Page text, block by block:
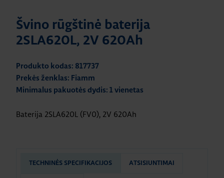
Švino rūgštinė baterija
2SLA620L, 2V 620Ah
Produkto kodas: 817737
Prekės ženklas: Fiamm
Minimalus pakuotės dydis: 1 vienetas
Baterija 2SLA620L (FV0), 2V 620Ah
TECHNINĖS SPECIFIKACIJOS ATSISIUNTIMAI